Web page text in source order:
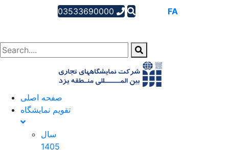
03533690000 FA
صفحه اصلی
تقویم نمایشگاه
سال
1405